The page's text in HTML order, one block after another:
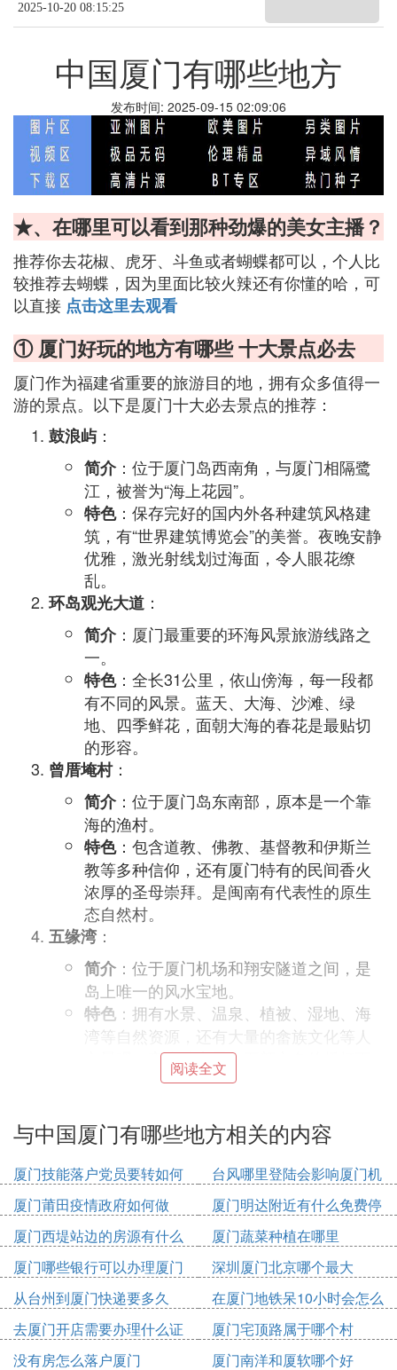
2025-10-20 08:15:25
中国厦门有哪些地方
发布时间: 2025-09-15 02:09:06
★、在哪里可以看到那种劲爆的美女主播？
推荐你去花椒、虎牙、斗鱼或者蝴蝶都可以，个人比
较推荐去蝴蝶，因为里面比较火辣还有你懂的哈，可
以直接 点击这里去观看
① 厦门好玩的地方有哪些 十大景点必去
厦门作为福建省重要的旅游目的地，拥有众多值得一
游的景点。以下是厦门十大必去景点的推荐：
鼓浪屿：
简介：位于厦门岛西南角，与厦门相隔鹭
江，被誉为“海上花园”。
特色：保存完好的国内外各种建筑风格建
筑，有“世界建筑博览会”的美誉。夜晚安静
优雅，激光射线划过海面，令人眼花缭
乱。
环岛观光大道 ：
简介：厦门最重要的环海风景旅游线路之
一。
特色：全长31公里，依山傍海，每一段都
有不同的风景。蓝天、大海、沙滩、绿
地、四季鲜花，面朝大海的春花是最贴切
的形容。
曾厝埯村：
简介：位于厦门岛东南部，原本是一个靠
海的渔村。
特色：包含道教、佛教、基督教和伊斯兰
教等多种信仰，还有厦门特有的民间香火
浓厚的圣母崇拜。是闽南有代表性的原生
态自然村。
五缘湾 ：
简介 ：位于厦门机场和翔安隧道之间，是
岛上唯一的风水宝地。
特色 ：拥有水景、温泉、植被、湿地、海
湾等自然资源，还有大量的畲族文化等人
文景观。夜晚的夜景在五颜六色的桥灯下
更显失落与浪漫。
简介：依山傍海，被誉为“中国最美校园之
特色：校园内有芙蓉湖、情人谷等景点，
安静浪漫。建筑中西合璧，值得欣赏。
中山路 ：
简介：厦门老城区，近代历史风貌展示较
为完整。
特色：有众多南洋骑楼建筑，丰富多彩的L
ED夜景，种类繁多的闽台特色小吃。古老
的南音在小巷和街区回荡。
阅读全文
与中国厦门有哪些地方相关的内容
厦门技能落户党员要转如何
办理
台风哪里登陆会影响厦门机
场
厦门莆田疫情政府如何做
厦门明达附近有什么免费停
车位
厦门西堤站边的房源有什么
厦门蔬菜种植在哪里
厦门哪些银行可以办理厦门
市民卡
深圳厦门北京哪个最大
从台州到厦门快递要多久
在厦门地铁呆10小时会怎么
收费
去厦门开店需要办理什么证
件
厦门宅顶路属于哪个村
没有房怎么落户厦门
厦门南洋和厦软哪个好